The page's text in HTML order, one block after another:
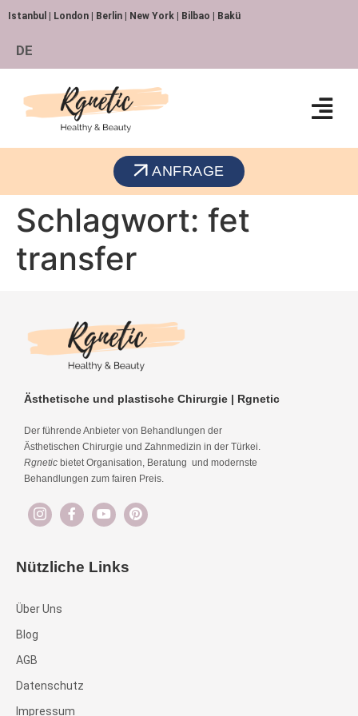
Istanbul | London | Berlin | New York | Bilbao | Bakü
DE
ANFRAGE
Schlagwort: fet
transfer
Ästhetische und plastische Chirurgie | Rgnetic
Der führende Anbieter von Behandlungen der
Ästhetischen Chirurgie und Zahnmedizin in der Türkei.
Rgnetic bietet Organisation, Beratung und modernste
Behandlungen zum fairen Preis.
Nützliche Links
Über Uns
Blog
AGB
Datenschutz
Impressum